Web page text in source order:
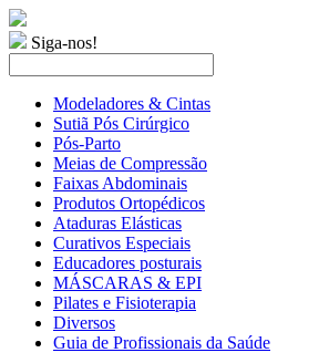
Siga-nos!
Modeladores & Cintas
Sutiã Pós Cirúrgico
Pós-Parto
Meias de Compressão
Faixas Abdominais
Produtos Ortopédicos
Ataduras Elásticas
Curativos Especiais
Educadores posturais
MÁSCARAS & EPI
Pilates e Fisioterapia
Diversos
Guia de Profissionais da Saúde